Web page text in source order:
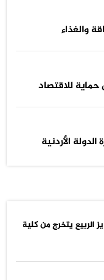
للاقتصاد
الأردنية
الربيع يتخرج من كلية